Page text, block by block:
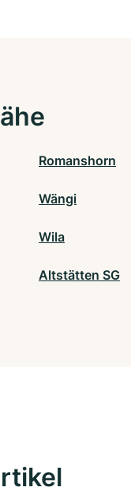
Romanshorn
Wängi
Wila
Altstätten SG